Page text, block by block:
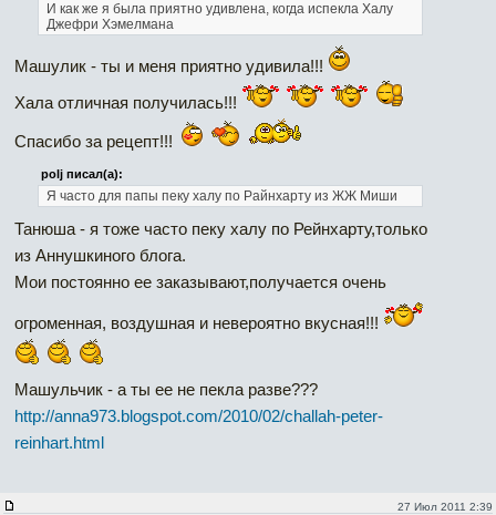
И как же я была приятно удивлена, когда испекла Халу
Джефри Хэмелмана
Машулик - ты и меня приятно удивила!!!
Хала отличная получилась!!!
Спасибо за рецепт!!!
polj писал(а):
Я часто для папы пеку халу по Райнхарту из ЖЖ Миши
Танюша - я тоже часто пеку халу по Рейнхарту,только
из Аннушкиного блога.
Мои постоянно ее заказывают,получается очень
огроменная, воздушная и невероятно вкусная!!!
Машульчик - а ты ее не пекла разве???
http://anna973.blogspot.com/2010/02/challah-peter-
reinhart.html
27 Июл 2011 2:39